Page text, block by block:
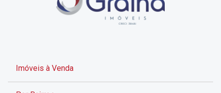
Imóveis à Venda